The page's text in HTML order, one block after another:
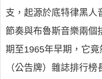
支，起源於底特律黑人
節奏與布魯斯音樂兩個
期至1965年早期，它
（公告牌）雜誌排行